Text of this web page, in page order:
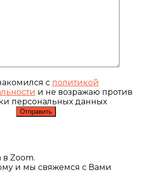
с политикой
и не возражаю против
персональных данных
Zoom.
и мы свяжемся с Вами